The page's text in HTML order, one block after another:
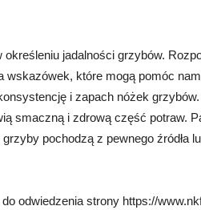
jadalności grzybów.
wskazówek, które mogą pomóc
i zapach nóżek
smaczną i zdrową część potraw.
pochodzą z pewnego źródła
odwiedzenia strony https://